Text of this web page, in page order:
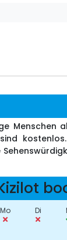
Menschen
Mo Di